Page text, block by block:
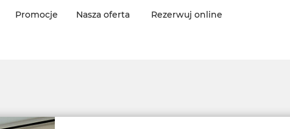
Promocje Nasza oferta Rezerwuj online